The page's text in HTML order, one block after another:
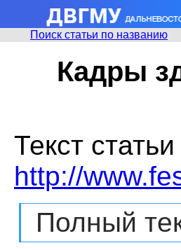
Поиск статьи по названию
Кадры
Текст
http://
Полный